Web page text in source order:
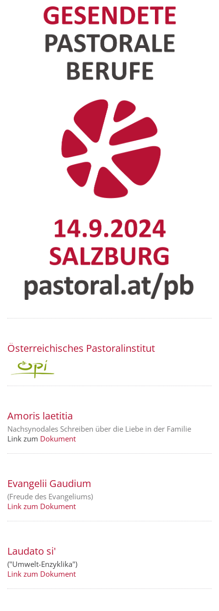
Österreichisches Pastoralinstitut
Amoris laetitia
Nachsynodales Schreiben über die Liebe in der Familie
Link zum Dokument
Evangelii Gaudium
(Freude des Evangeliums)
Link zum Dokument
Laudato si'
("Umwelt-Enzyklika")
Link zum Dokument